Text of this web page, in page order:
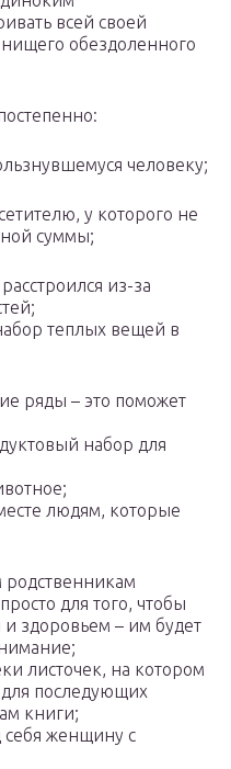
всей своей
обездоленного
человеку;
у которого не
суммы;
из-за
теплых вещей в
ряды – это поможет
набор для
людям, которые
для того, чтобы
и здоровьем – им будет
листочек, на котором
последующих
книги;
себя женщину с